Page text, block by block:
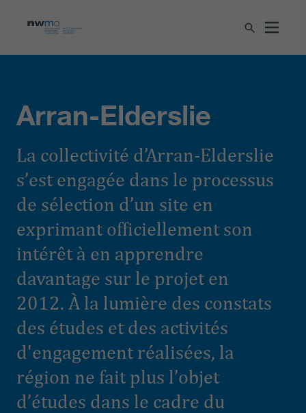
Arran-Elderslie
La collectivité d’Arran-Elderslie
s’est engagée dans le processus
de sélection d’un site en
exprimant officiellement son
intérêt à en apprendre
davantage sur le projet en
2012. À la lumière des constats
des études et des activités
d'engagement réalisées, la
région ne fait plus l’objet
d’études dans le cadre du